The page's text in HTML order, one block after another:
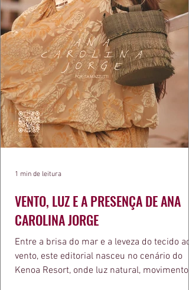
VENTO, LUZ E A PRESENÇA DE ANA
CAROLINA JORGE
Entre a brisa do mar e a leveza do tecido ao
vento, este editorial nasceu no cenário do
Kenoa Resort, onde luz natural, movimento e
1 min de leitura